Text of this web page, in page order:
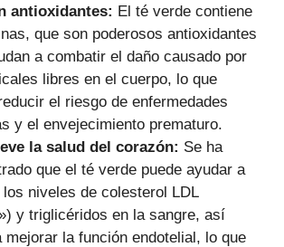
antioxidantes: El té verde contiene
que son poderosos antioxidantes
a combatir el daño causado por
libres en el cuerpo, lo que
el riesgo de enfermedades
y el envejecimiento prematuro.
la salud del corazón: Se ha
que el té verde puede ayudar a
los niveles de colesterol LDL
y triglicéridos en la sangre, así
mejorar la función endotelial, lo que